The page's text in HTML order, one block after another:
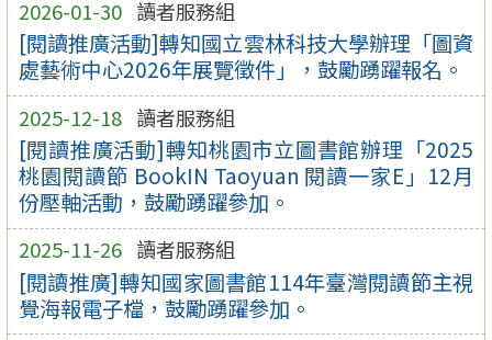
2026-01-30 讀者服務組
[閱讀推廣活動]轉知國立雲林科技大學辦理「圖資
處藝術中心2026年展覽徵件」，鼓勵踴躍報名。
2025-12-18 讀者服務組
[閱讀推廣活動]轉知桃園市立圖書館辦理「2025
桃園閱讀節 BookIN Taoyuan 閱讀一家E」12月
份壓軸活動，鼓勵踴躍參加。
2025-11-26 讀者服務組
[閱讀推廣]轉知國家圖書館114年臺灣閱讀節主視
覺海報電子檔，鼓勵踴躍參加。